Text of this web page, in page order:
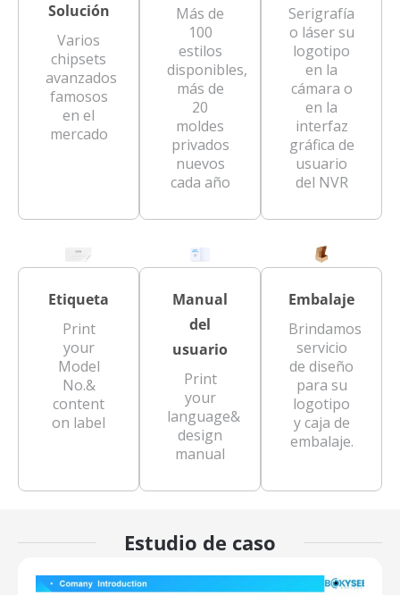
Solución
Varios
chipsets
avanzados
famosos
en el
mercado
Más de
100
estilos
disponibles,
más de
20
moldes
privados
nuevos
cada año
Serigrafía
o láser su
logotipo
en la
cámara o
en la
interfaz
gráfica de
usuario
del NVR
Etiqueta
Print
your
Model
No.&
content
on label
Manual
del
usuario
Print
your
language&
design
manual
Embalaje
Brindamos
servicio
de diseño
para su
logotipo
y caja de
embalaje.
Estudio de caso